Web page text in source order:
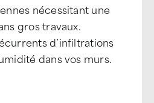
nécessitant une
gros travaux.
d’infiltrations
dans vos murs.